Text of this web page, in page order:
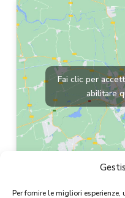
Per fornire le migliori
Fai clic per
abilitare